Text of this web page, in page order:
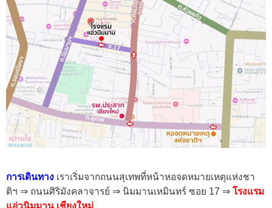
การเดินทาง เราเริ่มจากถนนสุเทพที่หน้าหอจดหมายเหตุแห่งชา
ติฯ ⇒ ถนนศิริมังคลาจารย์ ⇒ นิมมานเหมินทร์ ซอย 17 ⇒ โรงแรม
แอ่วนิมมาน เชียงใหม่